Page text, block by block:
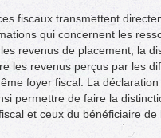
fiscaux transmettent
qui concernent les
revenus de placement, la
les revenus perçus par les
foyer fiscal. La
permettre de faire la
et ceux du bénéficiaire de